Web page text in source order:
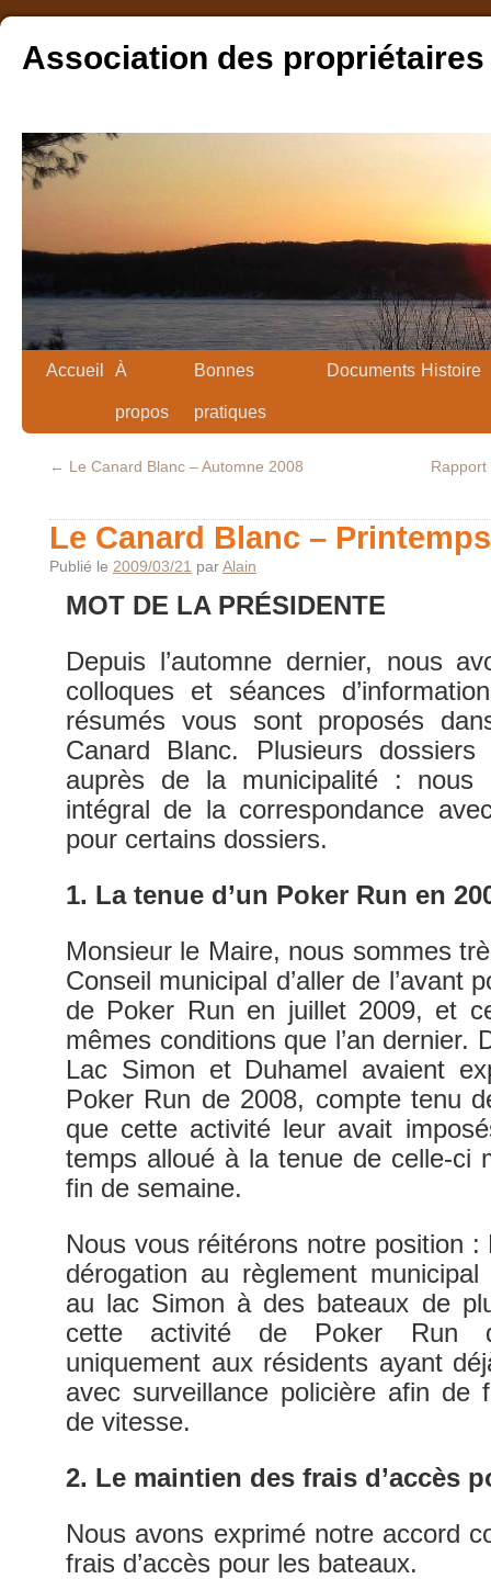
Association des
Accueil À
propos
Bonnes
pratiques
Documents Histoire
← Le Canard Blanc – Automne 2008
Le Canard Blanc –
Publié le 2009/03/21 parAlain
MOT DE LA PRÉSIDENTE
Depuis l’automne dernier, nous
colloques et séances
résumés vous sont proposés
Canard Blanc. Plusieurs
auprès de la municipalité : nous
intégral de la correspondance
pour certains dossiers.
1. La tenue d’un Poker Run en
Monsieur le Maire, nous sommes
Conseil municipal d’aller de l’avant
de Poker Run en juillet 2009, et
mêmes conditions que l’an dernier.
Lac Simon et Duhamel avaient
Poker Run de 2008, compte tenu
que cette activité leur avait
temps alloué à la tenue de celle-ci
fin de semaine.
Nous vous réitérons notre position
dérogation au règlement municipal
au lac Simon à des bateaux de
cette activité de Poker Run
uniquement aux résidents ayant
avec surveillance policière afin de
de vitesse.
2. Le maintien des frais d’accès
Nous avons exprimé notre accord
frais d’accès pour les bateaux.